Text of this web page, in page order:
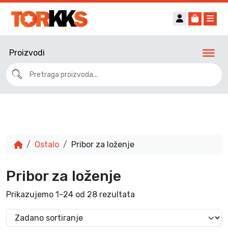
Account
Cart
Proizvodi
Ostalo Pribor za loženje
Pribor za loženje
Prikazujemo 1–24 od 28 rezultata